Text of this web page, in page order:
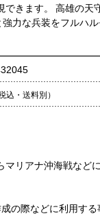
できます。 高雄の天
力な兵装をフルハ
税込・送料別）
マリアナ沖海戦など
の際などに利用する